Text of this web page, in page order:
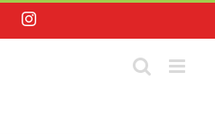
FacebookInstagram